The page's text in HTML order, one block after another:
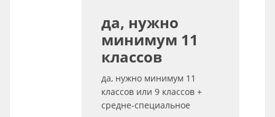
да, нужно
минимум 11
классов
да, нужно минимум 11
классов или 9 классов +
средне-специальное